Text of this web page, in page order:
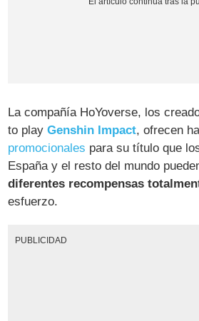
La compañía HoYoverse, los
to playGenshin Impact, ofrecen
promocionales para su título que
España y el resto del mundo
diferentes recompensas
esfuerzo.
PUBLICIDAD